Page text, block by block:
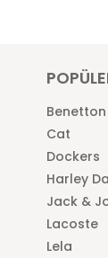
Benetton
Cat
Dockers
Harley
Jack &
Lacoste
Lela